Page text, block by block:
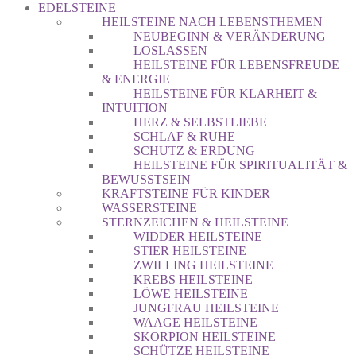
EDELSTEINE
HEILSTEINE NACH LEBENSTHEMEN
NEUBEGINN & VERÄNDERUNG
LOSLASSEN
HEILSTEINE FÜR LEBENSFREUDE
& ENERGIE
HEILSTEINE FÜR KLARHEIT &
INTUITION
HERZ & SELBSTLIEBE
SCHLAF & RUHE
SCHUTZ & ERDUNG
HEILSTEINE FÜR SPIRITUALITÄT &
BEWUSSTSEIN
KRAFTSTEINE FÜR KINDER
WASSERSTEINE
STERNZEICHEN & HEILSTEINE
WIDDER HEILSTEINE
STIER HEILSTEINE
ZWILLING HEILSTEINE
KREBS HEILSTEINE
LÖWE HEILSTEINE
JUNGFRAU HEILSTEINE
WAAGE HEILSTEINE
SKORPION HEILSTEINE
SCHÜTZE HEILSTEINE